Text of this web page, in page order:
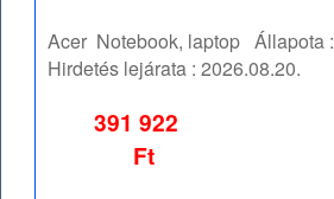
Acer Notebook, laptop Állapota :
Hirdetés lejárata :2026.08.20.
391 922
Ft